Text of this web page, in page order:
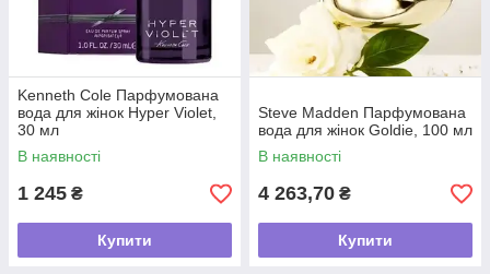
Kenneth Cole Парфумована
вода для жінок Hyper Violet,
30 мл
В наявності
1 245 ₴
Купити
Steve Madden Парфумована
вода для жінок Goldie, 100 мл
В наявності
4 263,70 ₴
Купити